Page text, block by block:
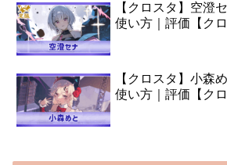
【クロスタ】空澄
使い方｜評価【ク
【クロスタ】小森
使い方｜評価【ク